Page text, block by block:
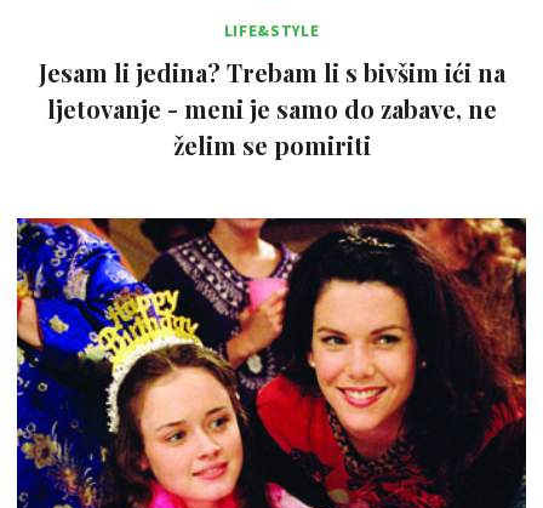
LIFE&STYLE
Jesam li jedina? Trebam li s bivšim ići na
ljetovanje - meni je samo do zabave, ne
želim se pomiriti